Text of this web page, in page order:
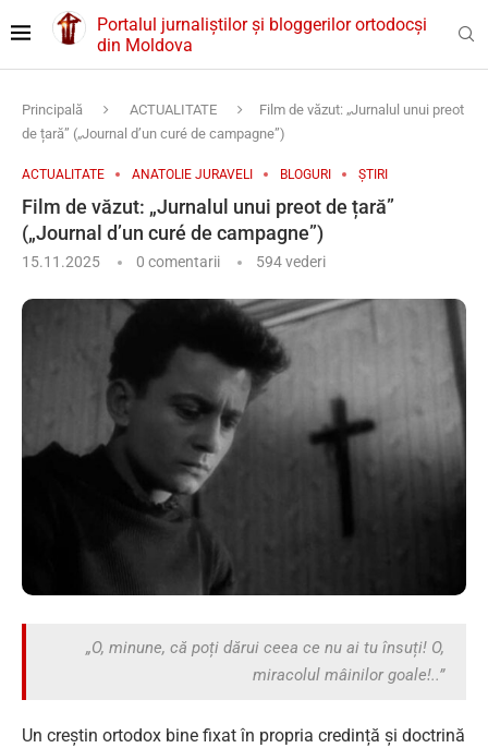
Portalul jurnaliștilor și bloggerilor ortodocși
din Moldova
Principală ACTUALITATE
Film de văzut: „Jurnalul unui preot
de țară” („Journal d’un curé de campagne”)
ACTUALITATE ANATOLIE JURAVELI BLOGURI ȘTIRI
Film de văzut: „Jurnalul unui preot de țară”
(„Journal d’un curé de campagne”)
15.11.2025 0 comentarii 594vederi
„O, minune, că poți dărui ceea ce nu ai tu însuți! O,
miracolul mâinilor goale!..”
Un creștin ortodox bine fixat în propria credință și doctrină